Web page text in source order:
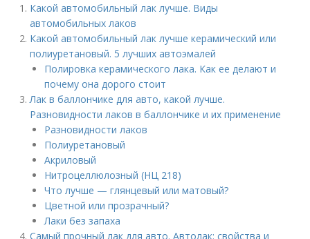
Какой автомобильный лак лучше. Виды
автомобильных лаков
Какой автомобильный лак лучше керамический или
полиуретановый. 5 лучших автоэмалей
Полировка керамического лака. Как ее делают и
почему она дорого стоит
Лак в баллончике для авто, какой лучше.
Разновидности лаков в баллончике и их применение
Разновидности лаков
Полиуретановый
Акриловый
Нитроцеллюлозный (НЦ 218)
Что лучше — глянцевый или матовый?
Цветной или прозрачный?
Лаки без запаха
Самый прочный лак для авто. Автолак: свойства и